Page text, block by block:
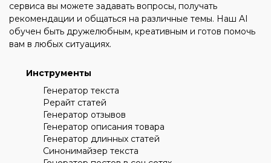
сервиса вы можете задавать вопросы, получать
рекомендации и общаться на различные темы. Наш AI
обучен быть дружелюбным, креативным и готов помочь
вам в любых ситуациях.
Инструменты
Генератор текста
Рерайт статей
Генератор отзывов
Генератор описания товара
Генератор длинных статей
Синонимайзер текста